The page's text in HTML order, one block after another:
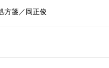
方箋／岡正俊